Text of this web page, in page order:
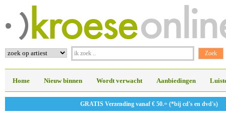
Home Nieuw binnen Wordt verwacht Aanbiedingen
GRATIS Verzending vanaf € 50.= (*bij cd's en dvd's)